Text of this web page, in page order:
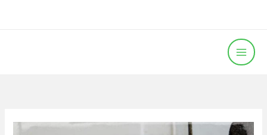
المحتوى